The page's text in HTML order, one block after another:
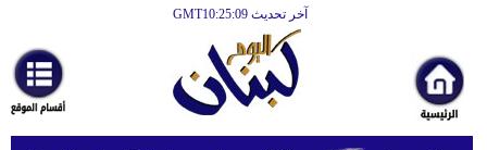
آخر تحديث GMT10:25:09
أخبارعاجلة
رياضة